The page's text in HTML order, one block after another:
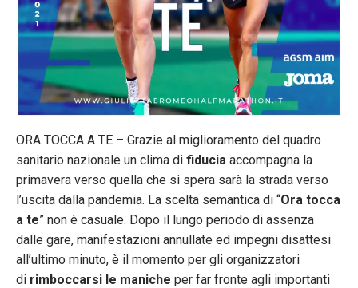
ORA TOCCA A TE – Grazie al miglioramento del quadro
sanitario nazionale un clima di fiducia accompagna la
primavera verso quella che si spera sarà la strada verso
l’uscita dalla pandemia. La scelta semantica di “Ora tocca
a te” non è casuale. Dopo il lungo periodo di assenza
dalle gare, manifestazioni annullate ed impegni disattesi
all’ultimo minuto, è il momento per gli organizzatori
di rimboccarsi le maniche per far fronte agli importanti